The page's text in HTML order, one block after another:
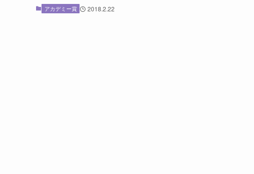
アカデミー賞 2018.2.22